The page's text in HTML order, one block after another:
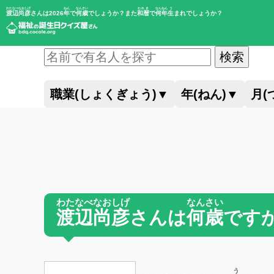
渡辺尚彦
わたなべなおしげ
さんは2026年
ねん
で何歳
なんさい
でしょうか？また和暦
われき
で何年
なんねん
生
う
まれでしょうか？
検索
職業(しょくぎょう) ▼ 年(ねん) ▼ 月(
渡辺尚彦
わたなべなおしげ
さんは何歳
なんさい
です
う